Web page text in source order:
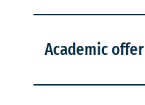
Academic offer